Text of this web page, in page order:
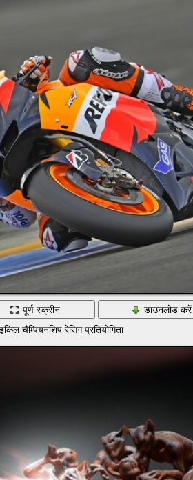
पूर्ण स्क्रीन
डाउनलोड करें
चैम्पियनशिप रेसिंग प्रतियोगिता